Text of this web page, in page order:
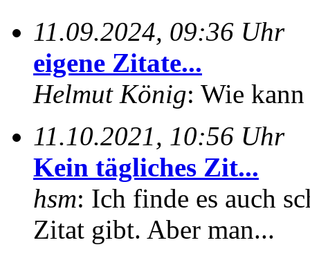
11.09.2024, 09:36 Uhr
eigene Zitate...
Helmut König: Wie
11.10.2021, 10:56 Uhr
Kein tägliches Zit...
hsm: Ich finde es auch
Zitat gibt. Aber man...